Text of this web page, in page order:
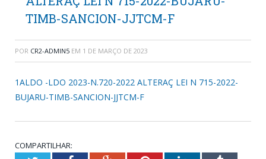
TIMB-SANCION-JJTCM-F
POR CR2-ADMIN5 EM 1 DE MARÇO DE 2023
1ALDO -LDO 2023-N.720-2022 ALTERAÇ LEI N 715-2022-
BUJARU-TIMB-SANCION-JJTCM-F
COMPARTILHAR: